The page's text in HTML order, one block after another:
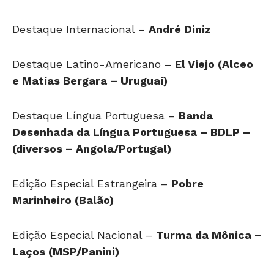
Destaque Internacional – André Diniz
Destaque Latino-Americano – El Viejo (Alceo
e Matías Bergara – Uruguai)
Destaque Língua Portuguesa – Banda
Desenhada da Língua Portuguesa – BDLP –
(diversos – Angola/Portugal)
Edição Especial Estrangeira – Pobre
Marinheiro (Balão)
Edição Especial Nacional – Turma da Mônica –
Laços (MSP/Panini)